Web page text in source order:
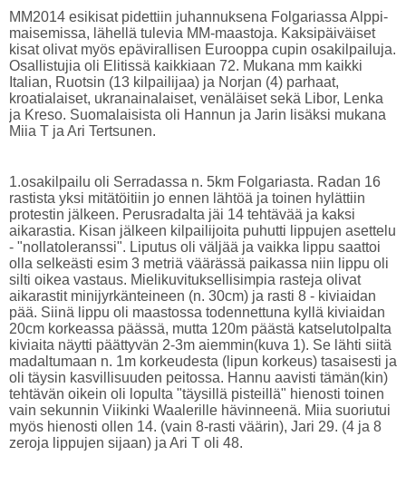
MM2014 esikisat pidettiin juhannuksena Folgariassa Alppi-
maisemissa, lähellä tulevia MM-maastoja. Kaksipäiväiset
kisat olivat myös epävirallisen Eurooppa cupin osakilpailuja.
Osallistujia oli Elitissä kaikkiaan 72. Mukana mm kaikki
Italian, Ruotsin (13 kilpailijaa) ja Norjan (4) parhaat,
kroatialaiset, ukranainalaiset, venäläiset sekä Libor, Lenka
ja Kreso. Suomalaisista oli Hannun ja Jarin lisäksi mukana
Miia T ja Ari Tertsunen.
1.osakilpailu oli Serradassa n. 5km Folgariasta. Radan 16
rastista yksi mitätöitiin jo ennen lähtöä ja toinen hylättiin
protestin jälkeen. Perusradalta jäi 14 tehtävää ja kaksi
aikarastia. Kisan jälkeen kilpailijoita puhutti lippujen asettelu
- "nollatoleranssi". Liputus oli väljää ja vaikka lippu saattoi
olla selkeästi esim 3 metriä väärässä paikassa niin lippu oli
silti oikea vastaus. Mielikuvituksellisimpia rasteja olivat
aikarastit minijyrkänteineen (n. 30cm) ja rasti 8 - kiviaidan
pää. Siinä lippu oli maastossa todennettuna kyllä kiviaidan
20cm korkeassa päässä, mutta 120m päästä katselutolpalta
kiviaita näytti päättyvän 2-3m aiemmin(kuva 1). Se lähti siitä
madaltumaan n. 1m korkeudesta (lipun korkeus) tasaisesti ja
oli täysin kasvillisuuden peitossa. Hannu aavisti tämän(kin)
tehtävän oikein oli lopulta "täysillä pisteillä" hienosti toinen
vain sekunnin Viikinki Waalerille hävinneenä. Miia suoriutui
myös hienosti ollen 14. (vain 8-rasti väärin), Jari 29. (4 ja 8
zeroja lippujen sijaan) ja Ari T oli 48.